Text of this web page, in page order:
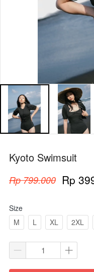
Kyoto Swimsuit
Rp 799.000 Rp
Size
M
L XL 2XL